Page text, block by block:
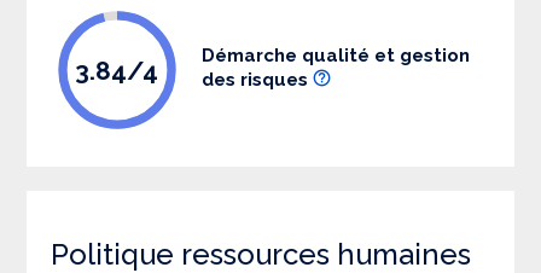
3.84/4
Démarche qualité et gestion
des risques
Politique ressources humaines